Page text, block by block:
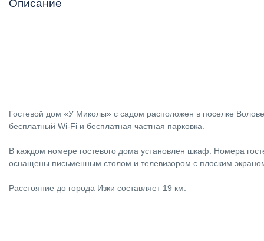
Описание
Гостевой дом «У Миколы» с садом расположен в поселке
бесплатный Wi-Fi и бесплатная частная парковка.
В каждом номере гостевого дома установлен шкаф. Номера
оснащены письменным столом и телевизором с плоским
Расстояние до города Изки составляет 19 км.